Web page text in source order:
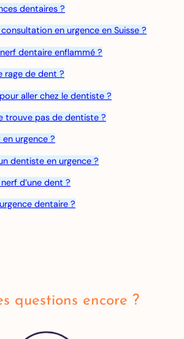
dentaires ?
en urgence en Suisse ?
dentaire enflammé ?
rage de dent ?
aller chez le dentiste ?
trouve pas de dentiste ?
urgence ?
dentiste en urgence ?
d’une dent ?
dentaire ?
questions encore ?